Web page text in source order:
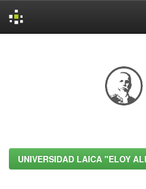
UNIVERSIDAD LAICA "ELOY